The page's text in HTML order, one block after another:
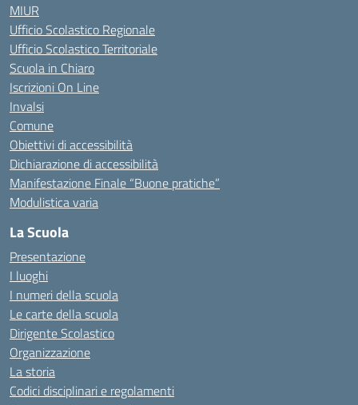
MIUR
Ufficio Scolastico Regionale
Ufficio Scolastico Territoriale
Scuola in Chiaro
Iscrizioni On Line
Invalsi
Comune
Obiettivi di accessibilità
Dichiarazione di accessibilità
Manifestazione Finale “Buone pratiche”
Modulistica varia
La Scuola
Presentazione
I luoghi
I numeri della scuola
Le carte della scuola
Dirigente Scolastico
Organizzazione
La storia
Codici disciplinari e regolamenti